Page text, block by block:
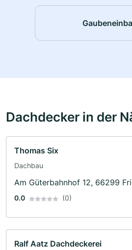
Dachdecker in der
Thomas Six
Dachbau
Am Güterbahnhof 12, 66299
0.0 (0)
Ralf Aatz Dachdeckerei